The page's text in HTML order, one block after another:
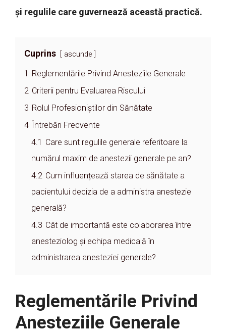
și regulile care guvernează această practică.
Cuprins ascunde
1
Reglementările Privind Anesteziile Generale
2 Criterii pentru Evaluarea Riscului
3 Rolul Profesioniștilor din Sănătate
4
Întrebări Frecvente
4.1 Care sunt regulile generale referitoare la
numărul maxim de anestezii generale pe an?
4.2 Cum influențează starea de sănătate a
pacientului decizia de a administra anestezie
generală?
4.3 Cât de importantă este colaborarea între
anesteziolog și echipa medicală în
administrarea anesteziei generale?
Reglementările Privind
Anesteziile Generale